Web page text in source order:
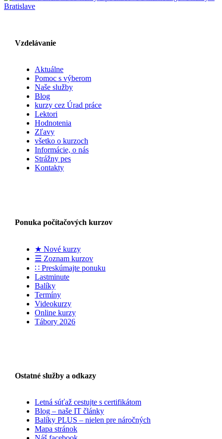
Vzdelávanie
Aktuálne
Pomoc s výberom
Naše služby
Blog
kurzy cez Úrad práce
Lektori
Hodnotenia
Zľavy
všetko o kurzoch
Informácie, o nás
Strážny pes
Kontakty
Ponuka počítačových kurzov
★ Nové kurzy
☰ Zoznam kurzov
∷ Preskúmajte ponuku
Lastminute
Balíky
Termíny
Videokurzy
Online kurzy
Tábory 2026
Ostatné služby a odkazy
Letná súťaž cestujte s certifikátom
Blog – naše IT články
Balíky PLUS – nielen pre náročných
Mapa stránok